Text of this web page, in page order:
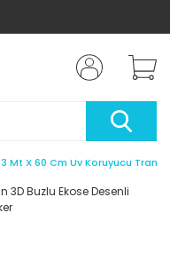
3 Mt X 60 Cm Uv Koruyucu